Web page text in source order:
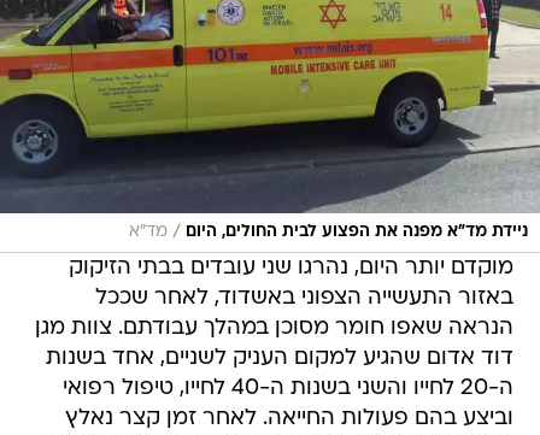
ניידת מד"א מפנה את הפצוע לבית החולים, היום / מד"א
מוקדם יותר היום, נהרגו שני עובדים בבתי הזיקוק
באזור התעשייה הצפוני באשדוד, לאחר שככל
הנראה שאפו חומר מסוכן במהלך עבודתם. צוות מגן
דוד אדום שהגיע למקום העניק לשניים, אחד בשנות
ה-20 לחייו והשני בשנות ה-40 לחייו, טיפול רפואי
וביצע בהם פעולות החייאה. לאחר זמן קצר נאלץ